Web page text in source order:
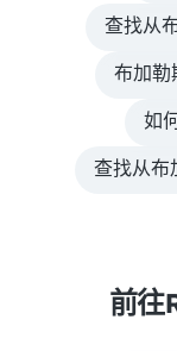
查找从
布加勒
如
查找从布
前往